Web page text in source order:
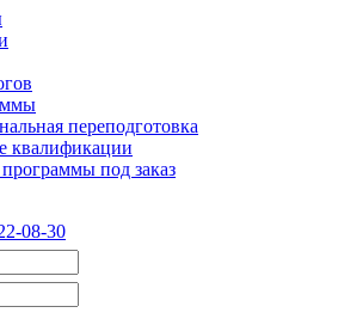
переподготовка
квалификации
программы под заказ
08-30